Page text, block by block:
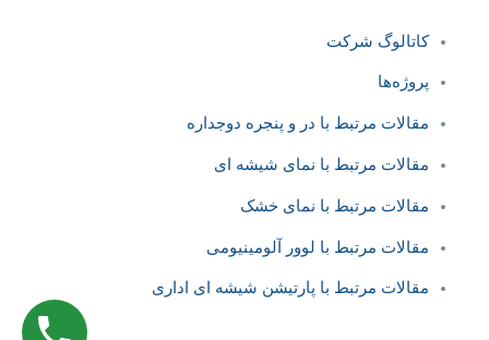
کاتالوگ شرکت
پروژه‌ها
مقالات مرتبط با در و پنجره دوجداره
مقالات مرتبط با نمای شیشه ای
مقالات مرتبط با نمای خشک
مقالات مرتبط با لوور آلومینیومی
مقالات مرتبط با پارتیشن شیشه ‌ای اداری